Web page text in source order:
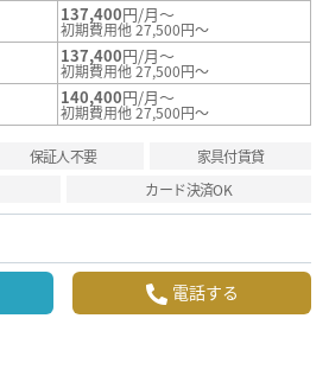
137,400円/月～
初期費用他 27,500円～
137,400円/月～
初期費用他 27,500円～
140,400円/月～
初期費用他 27,500円～
保証人不要
家具付賃貸
カード決済OK
電話する